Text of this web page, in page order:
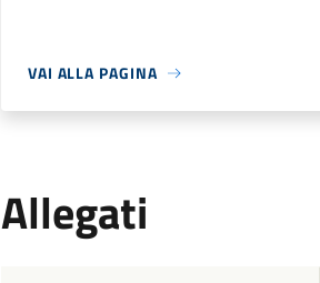
VAI ALLA PAGINA
Allegati